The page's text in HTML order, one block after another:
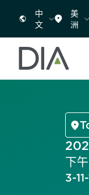
中
文
美
洲
下午
3-